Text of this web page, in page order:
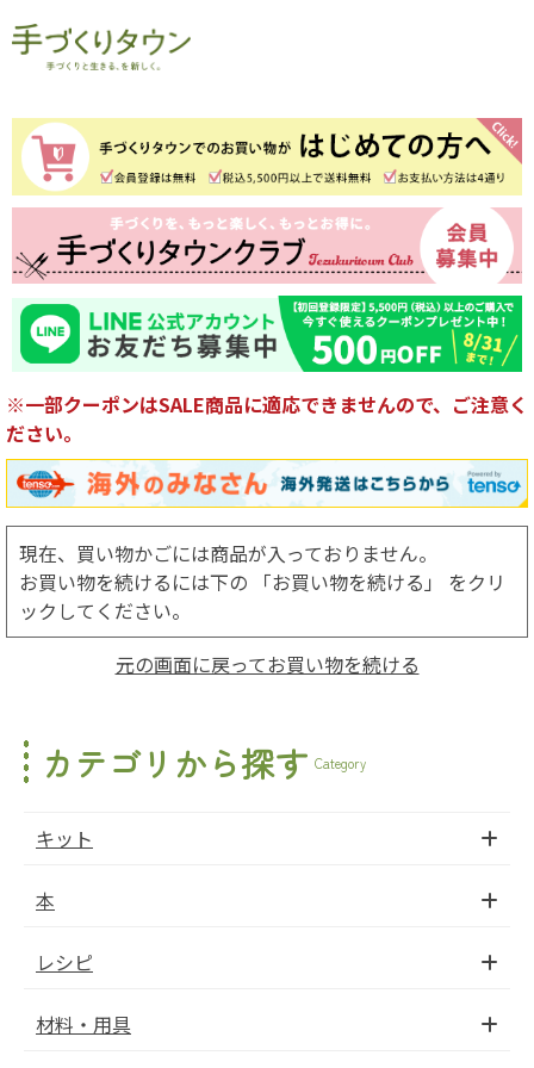
※一部クーポンはSALE商品に適応できませんので、ご注意く
ださい。
現在、買い物かごには商品が入っておりません。
お買い物を続けるには下の 「お買い物を続ける」 をクリ
ックしてください。
元の画面に戻ってお買い物を続ける
カテゴリから探す Category
キット
本
レシピ
材料・用具